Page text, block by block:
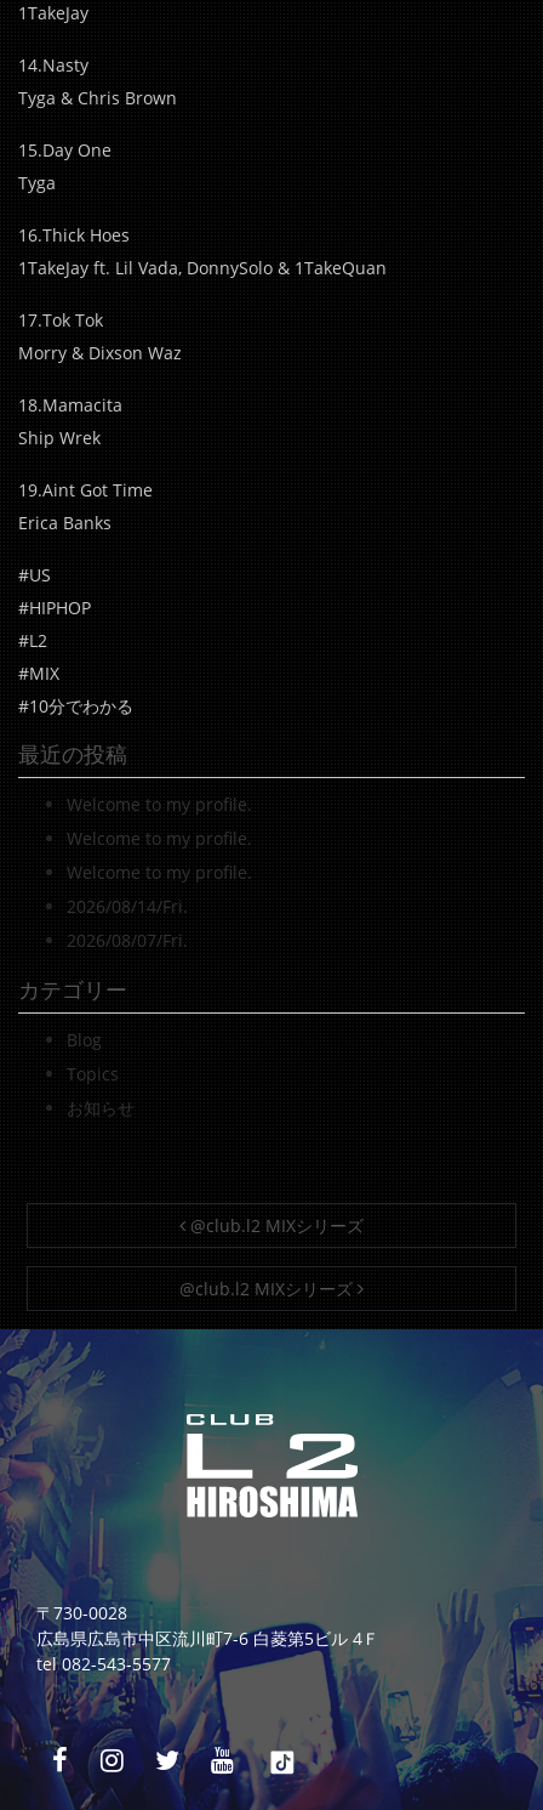
1TakeJay
14.Nasty
Tyga & Chris Brown
15.Day One
Tyga
16.Thick Hoes
1TakeJay ft. Lil Vada, DonnySolo & 1TakeQuan
17.Tok Tok
Morry & Dixson Waz
18.Mamacita
Ship Wrek
19.Aint Got Time
Erica Banks
#US
#HIPHOP
#L2
#MIX
#10分でわかる
最近の投稿
Welcome to my profile.
Welcome to my profile.
Welcome to my profile.
2026/08/14/Fri.
2026/08/07/Fri.
カテゴリー
Blog
Topics
お知らせ
投稿ナビゲーション
@club.l2 MIXシリーズ
@club.l2 MIXシリーズ
〒730-0028
広島県広島市中区流川町7-6 白菱第5ビル 4Ｆ
tel 082-543-5577